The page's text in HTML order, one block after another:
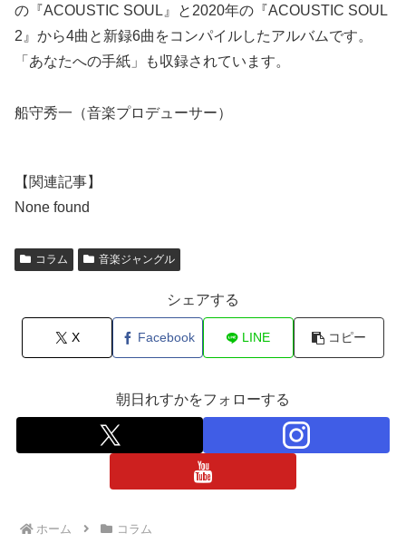
の『ACOUSTIC SOUL』と2020年の『ACOUSTIC SOUL
2』から4曲と新録6曲をコンパイルしたアルバムです。
「あなたへの手紙」も収録されています。
船守秀一（音楽プロデューサー）
【関連記事】
None found
コラム 音楽ジャングル
シェアする
X Facebook LINE コピー
朝日れすかをフォローする
ホーム コラム